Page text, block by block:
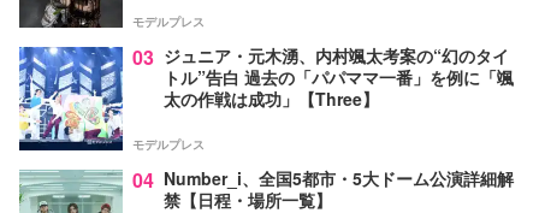
モデルプレス
03 ジュニア・元木湧、内村颯太考案の“幻のタイ
トル”告白 過去の「パパママ一番」を例に「颯
太の作戦は成功」【Three】
モデルプレス
04 Number_i、全国5都市・5大ドーム公演詳細解
禁【日程・場所一覧】